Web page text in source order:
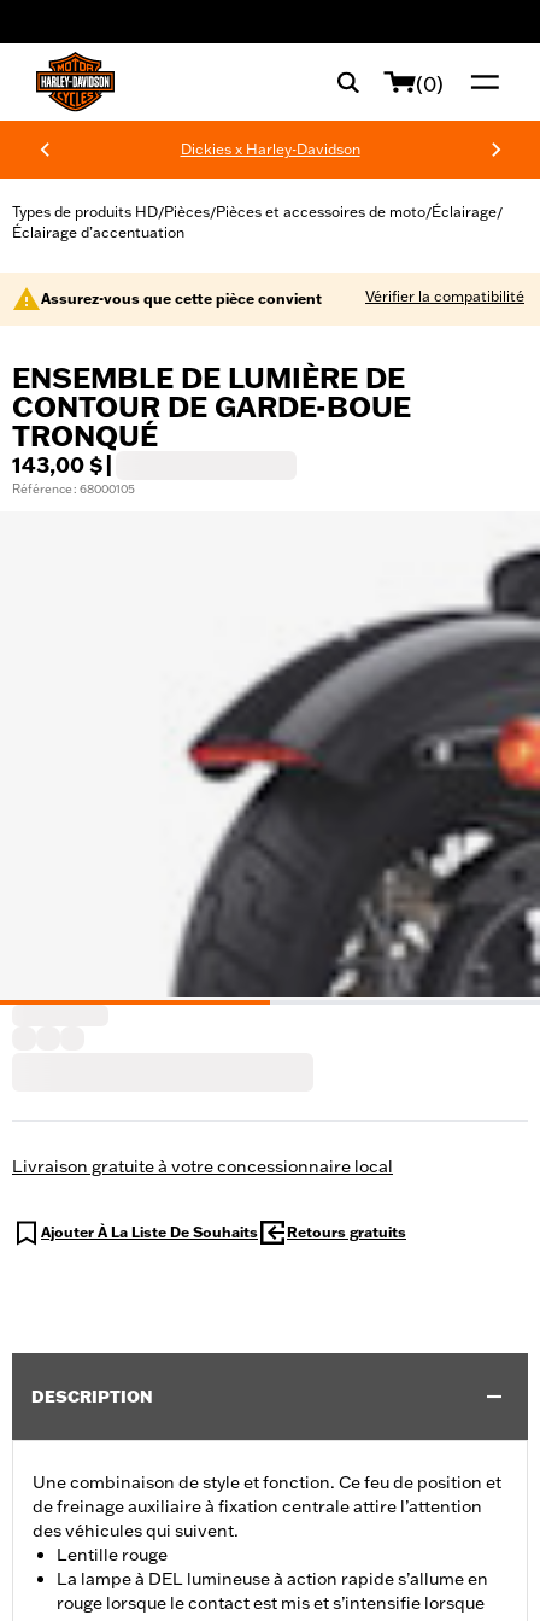
(0)
Dickies x Harley-Davidson
Types de produits HD/Pièces/Pièces et accessoires de moto/Éclairage/
Éclairage d’accentuation
Assurez-vous que cette pièce convient Vérifier la compatibilité
ENSEMBLE DE LUMIÈRE DE
CONTOUR DE GARDE-BOUE
TRONQUÉ
143,00 $
Référence : 68000105
Livraison gratuite à votre concessionnaire local
Ajouter À La Liste De Souhaits Retours gratuits
DESCRIPTION
Une combinaison de style et fonction. Ce feu de position et
de freinage auxiliaire à fixation centrale attire l’attention
des véhicules qui suivent.
Lentille rouge
La lampe à DEL lumineuse à action rapide s’allume en
rouge lorsque le contact est mis et s’intensifie lorsque